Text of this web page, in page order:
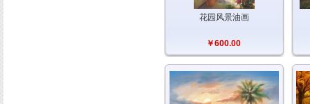
花园风景油画
￥600.00